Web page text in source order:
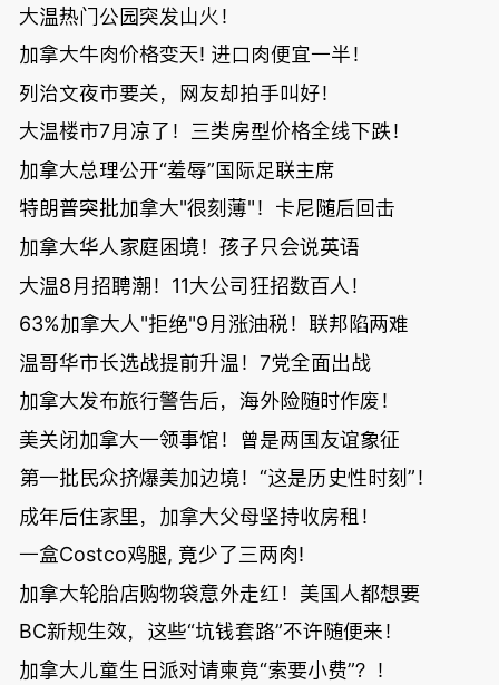
大温热门公园突发山火！
加拿大牛肉价格变天! 进口肉便宜一半！
列治文夜市要关，网友却拍手叫好！
大温楼市7月凉了！三类房型价格全线下跌！
加拿大总理公开“羞辱”国际足联主席
特朗普突批加拿大"很刻薄"！卡尼随后回击
加拿大华人家庭困境！孩子只会说英语
大温8月招聘潮！11大公司狂招数百人！
63%加拿大人"拒绝"9月涨油税！联邦陷两难
温哥华市长选战提前升温！7党全面出战
加拿大发布旅行警告后，海外险随时作废！
美关闭加拿大一领事馆！曾是两国友谊象征
第一批民众挤爆美加边境！“这是历史性时刻”！
成年后住家里，加拿大父母坚持收房租！
一盒Costco鸡腿, 竟少了三两肉!
加拿大轮胎店购物袋意外走红！美国人都想要
BC新规生效，这些“坑钱套路”不许随便来！
加拿大儿童生日派对请柬竟“索要小费”？！